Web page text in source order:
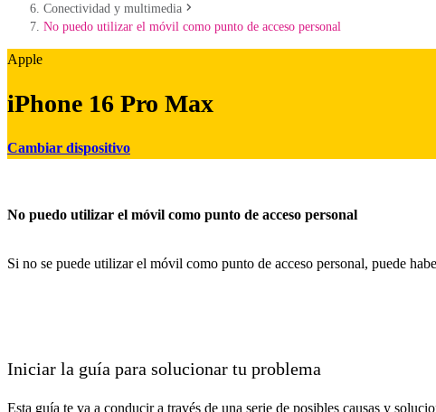
Conectividad y multimedia
No puedo utilizar el móvil como punto de acceso personal
Apple
iPhone 16 Pro Max
Cambiar dispositivo
No puedo utilizar el móvil como punto de acceso personal
Si no se puede utilizar el móvil como punto de acceso personal, puede
Iniciar la guía para solucionar tu problema
Esta guía te va a conducir a través de una serie de posibles causas y